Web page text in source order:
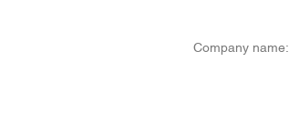
Company name: